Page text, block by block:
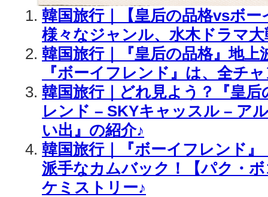
韓国旅行｜【皇后の品格vsボ
様々なジャンル、水木ドラマ
韓国旅行｜『皇后の品格』地
『ボーイフレンド』は、全チ
韓国旅行｜どれ見よう？『皇
レンド – SKYキャッスル – ア
い出』の紹介♪
韓国旅行｜『ボーイフレンド』
派手なカムバック！【パク・
ケミストリー♪